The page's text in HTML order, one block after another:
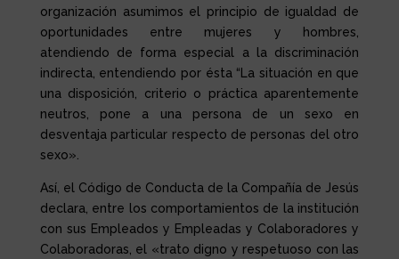
organización asumimos el principio de igualdad de
oportunidades entre mujeres y hombres,
atendiendo de forma especial a la discriminación
indirecta, entendiendo por ésta “La situación en que
una disposición, criterio o práctica aparentemente
neutros, pone a una persona de un sexo en
desventaja particular respecto de personas del otro
sexo».
Así, el Código de Conducta de la Compañía de Jesús
declara, entre los comportamientos de la institución
con sus Empleados y Empleadas y Colaboradores y
Colaboradoras, el «trato digno y respetuoso con las